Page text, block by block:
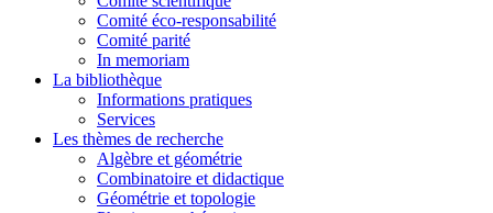
Comité éco-responsabilité
Comité parité
In memoriam
La bibliothèque
Informations pratiques
Services
Les thèmes de recherche
Algèbre et géométrie
Combinatoire et didactique
Géométrie et topologie